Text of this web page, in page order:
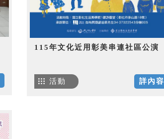
115年文化近用彰美串連社區公演
詳內容
活動